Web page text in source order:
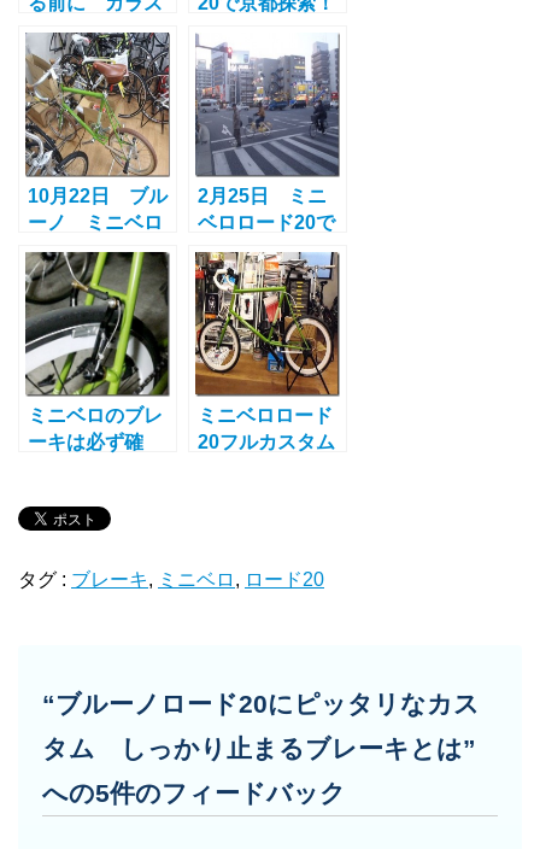
コーティングの
お勧めとその理
由
ある軍団とも遭
遇？
10月22日 ブル
ーノ ミニベロ
ロード20フルカ
スタム決定！
2月25日 ミニ
ベロロード20で
西九条周辺まで
ポタリング
ミニベロのブレ
ーキは必ず確
目
ミニベロロード
20フルカスタム
タグ : ブレーキ, ミニベロ , ロード20
“ブルーノロード20にピッタリなカス
タム しっかり止まるブレーキとは”
への5件のフィードバック